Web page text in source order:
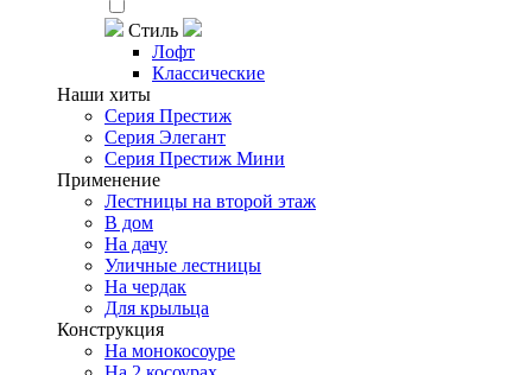
Стиль
Лофт
Классические
Наши хиты
Серия Престиж
Серия Элегант
Серия Престиж Мини
Применение
Лестницы на второй этаж
В дом
На дачу
Уличные лестницы
На чердак
Для крыльца
Конструкция
На монокосоуре